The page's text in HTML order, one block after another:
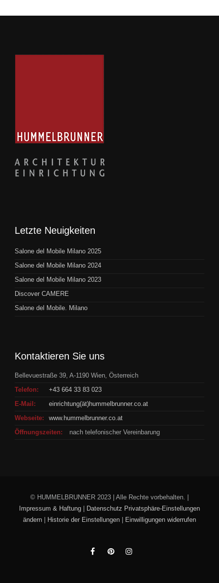
Letzte Neuigkeiten
Salone del Mobile Milano 2025
Salone del Mobile Milano 2024
Salone del Mobile Milano 2023
Discover CAMERE
Salone del Mobile. Milano
Kontaktieren Sie uns
Bellevuestraße 39, A-1190 Wien, Österreich
Telefon:
+43 664 33 83 023
E-Mail:
einrichtung(ät)hummelbrunner.co.at
Webseite:
www.hummelbrunner.co.at
Öffnungszeiten:
nach telefonischer Vereinbarung
© HUMMELBRUNNER 2023 | Alle Rechte vorbehalten. |
Impressum & Haftung | Datenschutz Privatsphäre-Einstellungen
ändern | Historie der Einstellungen | Einwilligungen widerrufen